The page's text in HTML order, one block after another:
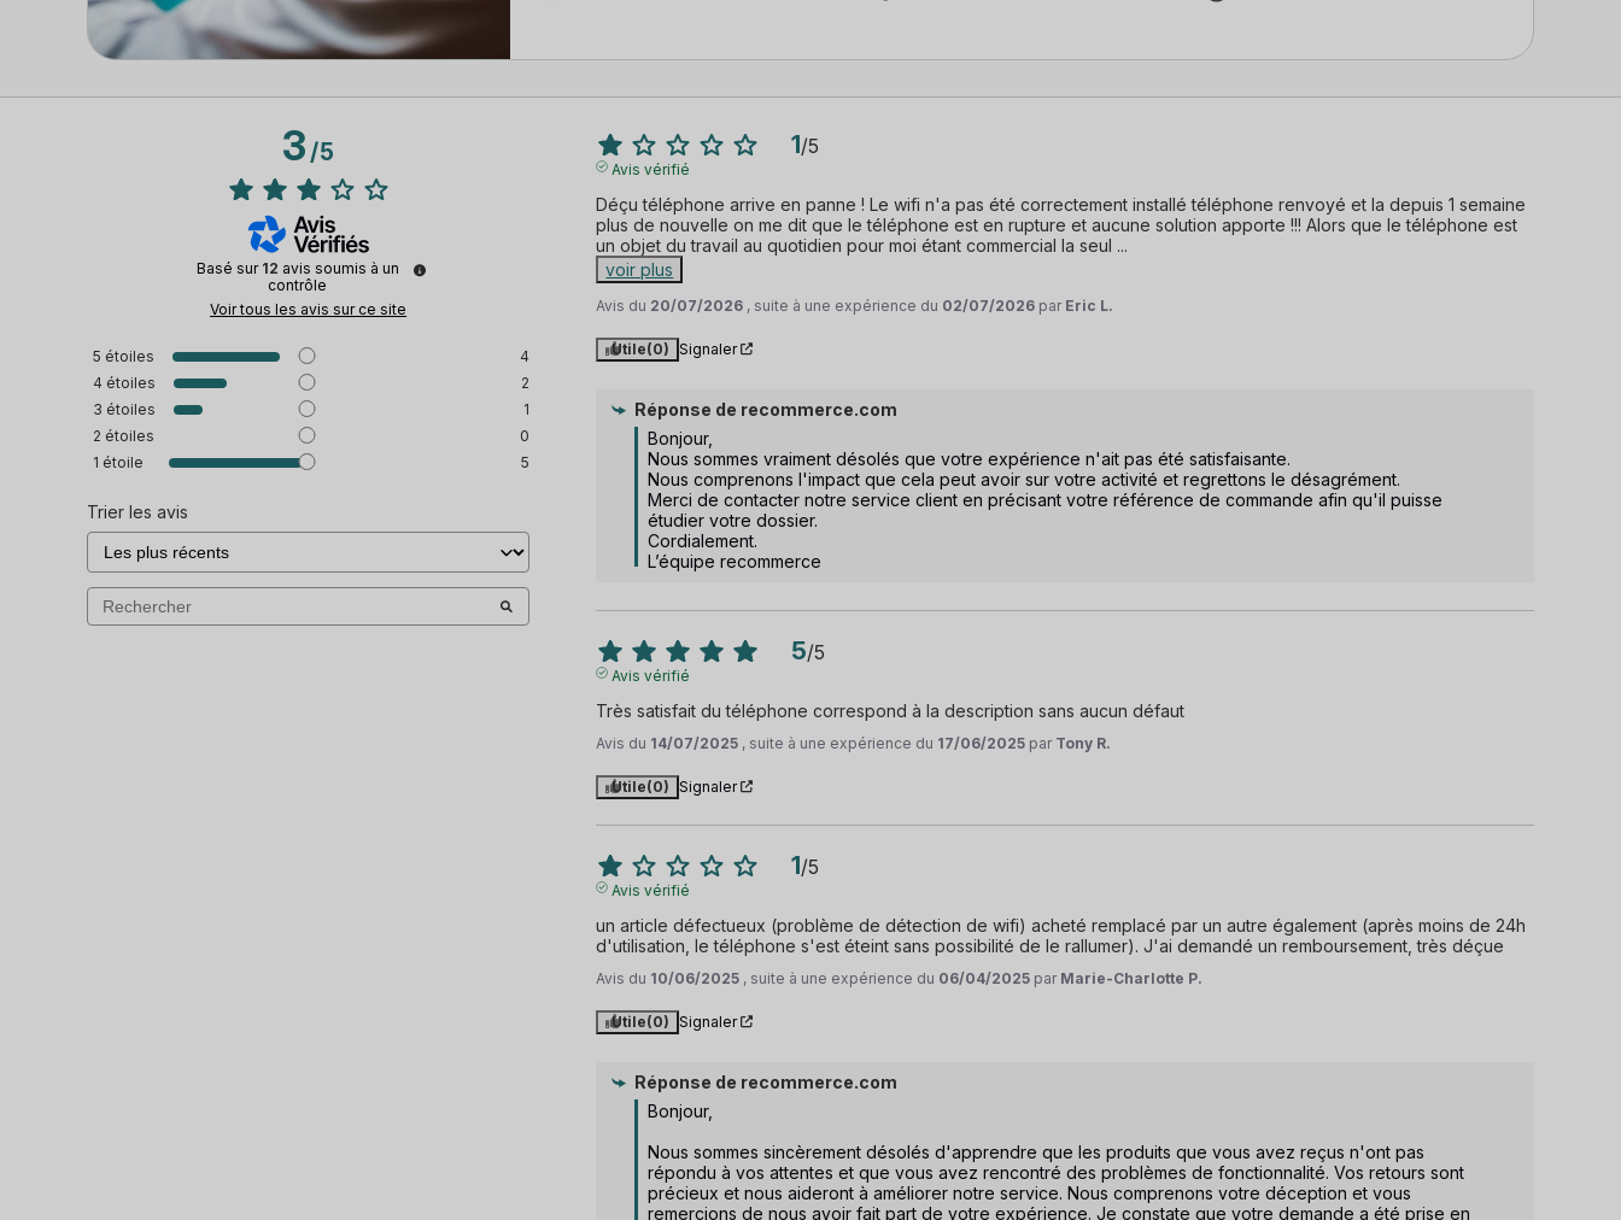
3/5
Basé sur 12 avis soumis à un
contrôle
Voir tous les avis sur ce site
5 étoiles
4
4 étoiles
2
3 étoiles
1
2 étoiles
0
1 étoile 5
Trier les avis
1/5
Avis vérifié
Déçu téléphone arrive en panne ! Le wifi n'a pas été correctement installé téléphone renvoyé et la depuis 1 semaine
plus de nouvelle on me dit que le téléphone est en rupture et aucune solution apporte !!! Alors que le téléphone est
un objet du travail au quotidien pour moi étant commercial la seul ...
voir plus
Avis du 20/07/2026 , suite à une expérience du 02/07/2026 par Eric L.
Utile(0) Signaler
Réponse de recommerce.com
Bonjour,
Nous sommes vraiment désolés que votre expérience n'ait pas été satisfaisante.
Nous comprenons l'impact que cela peut avoir sur votre activité et regrettons le désagrément.
Merci de contacter notre service client en précisant votre référence de commande afin qu'il puisse
étudier votre dossier.
Cordialement.
L’équipe recommerce
5/5
Avis vérifié
Très satisfait du téléphone correspond à la description sans aucun défaut
Avis du 14/07/2025 , suite à une expérience du 17/06/2025 par Tony R.
Utile(0) Signaler
1/5
Avis vérifié
un article défectueux (problème de détection de wifi) acheté remplacé par un autre également (après moins de 24h
d'utilisation, le téléphone s'est éteint sans possibilité de le rallumer). J'ai demandé un remboursement, très déçue
Avis du 10/06/2025 , suite à une expérience du 06/04/2025 par Marie-Charlotte P.
Utile(0) Signaler
Réponse de recommerce.com
Bonjour,
Nous sommes sincèrement désolés d'apprendre que les produits que vous avez reçus n'ont pas
répondu à vos attentes et que vous avez rencontré des problèmes de fonctionnalité. Vos retours sont
précieux et nous aideront à améliorer notre service. Nous comprenons votre déception et vous
remercions de nous avoir fait part de votre expérience. Je constate que votre demande a été prise en